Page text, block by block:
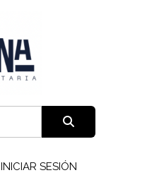
INICIAR SESIÓN